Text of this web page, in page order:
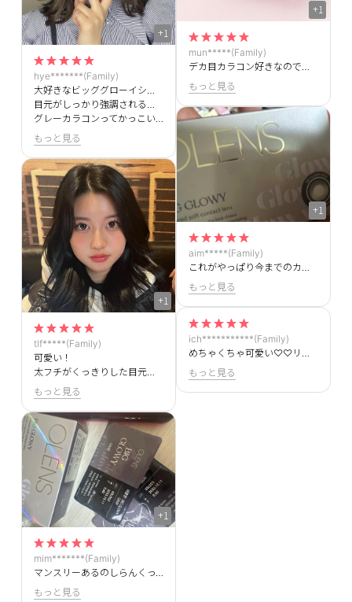
+1
hye*******(Family)
目元がしっかり強調されるのでめっちゃ盛れます！！
グレーカラコンってかっこいい系なイメージだったけどこれは結構かわいい系かも🎀
もっと見る
+1
tlf*****(Family)
可愛い！
太フチがくっきりした目元にしてくれてとにかく本当可愛いです♡
もっと見る
+1
mim*******(Family)
マンスリーあるのしらんくって探したらなんとプラスワンプラスでばりお得に買えたし満足すぎますᵔᢦᵔ
もっと見る
+1
mun*****(Family)
もっと見る
+1
aim*****(Family)
これがやっぱり今までのカラコンで1番好き！軸固定じゃないのが残念だと思ってたけど逆にだからこそ着け心地が良くていいね☺️
もっと見る
ich***********(Family)
めちゃくちゃ可愛い♡♡リピありです
もっと見る